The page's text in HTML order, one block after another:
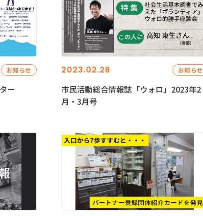
お知らせ
ー
2023.02.28 お知らせ
市民活動総合情報誌「ウォロ」2023年2
月・3月号